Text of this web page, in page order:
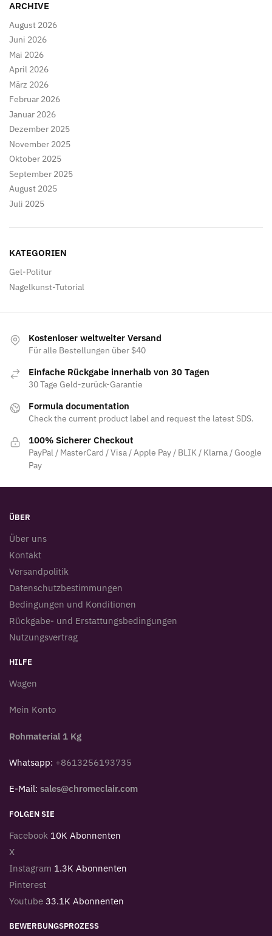
ARCHIVE
August 2026
Juni 2026
Mai 2026
April 2026
März 2026
Februar 2026
Januar 2026
Dezember 2025
November 2025
Oktober 2025
September 2025
August 2025
Juli 2025
KATEGORIEN
Gel-Politur
Nagelkunst-Tutorial
Kostenloser weltweiter Versand
Für alle Bestellungen über $40
Einfache Rückgabe innerhalb von 30 Tagen
30 Tage Geld-zurück-Garantie
Formula documentation
Check the current product label and request the latest SDS.
100% Sicherer Checkout
PayPal / MasterCard / Visa / Apple Pay / BLIK / Klarna / Google
Pay
ÜBER
Über uns
Kontakt
Versandpolitik
Datenschutzbestimmungen
Bedingungen und Konditionen
Rückgabe- und Erstattungsbedingungen
Nutzungsvertrag
HILFE
Wagen
Mein Konto
Rohmaterial 1 Kg
Whatsapp: +8613256193735
E-Mail: sales@chromeclair.com
FOLGEN SIE
Facebook 10K Abonnenten
X
Instagram 1.3K Abonnenten
Pinterest
Youtube 33.1K Abonnenten
BEWERBUNGSPROZESS